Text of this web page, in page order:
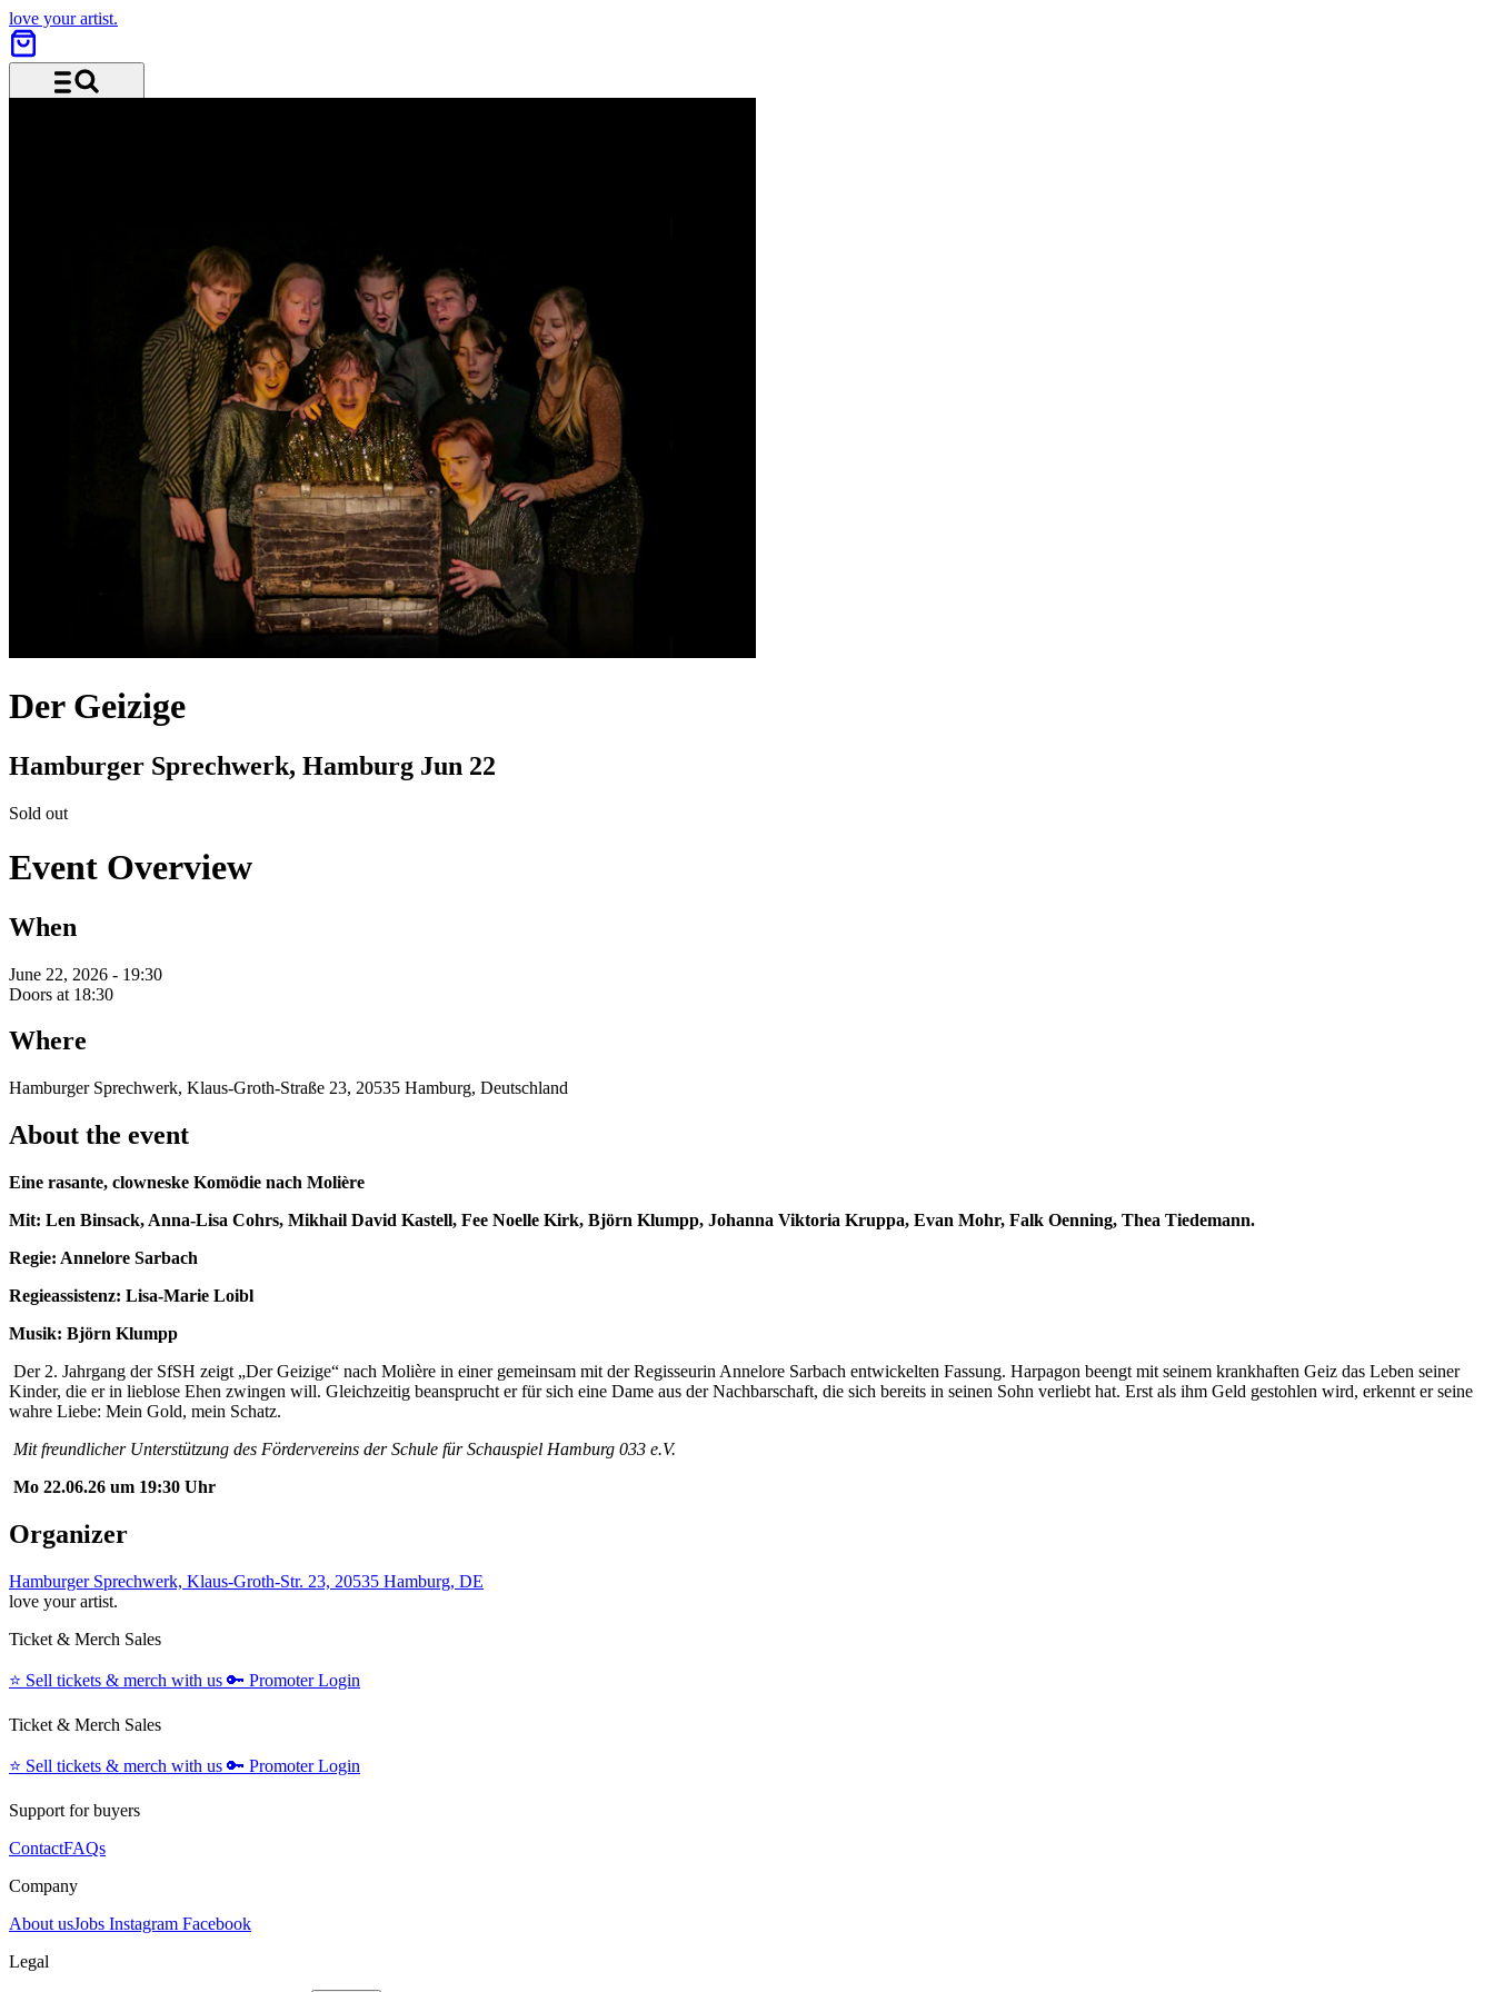
love your artist.
Der Geizige
Hamburger Sprechwerk, Hamburg Jun 22
Sold out
Event Overview
When
June 22, 2026 - 19:30
Doors at 18:30
Where
Hamburger Sprechwerk, Klaus-Groth-Straße 23, 20535 Hamburg, Deutschland
About the event
Eine rasante, clowneske Komödie nach Molière
Mit: Len Binsack, Anna-Lisa Cohrs, Mikhail David Kastell, Fee Noelle Kirk, Björn Klumpp, Johanna Viktoria Kruppa, Evan Mohr, Falk Oenning, Thea Tiedemann.
Regie: Annelore Sarbach
Regieassistenz: Lisa-Marie Loibl
Musik: Björn Klumpp
Der 2. Jahrgang der SfSH zeigt „Der Geizige“ nach Molière in einer gemeinsam mit der Regisseurin Annelore Sarbach entwickelten Fassung. Harpagon beengt mit seinem krankhaften Geiz das Leben seiner
Kinder, die er in lieblose Ehen zwingen will. Gleichzeitig beansprucht er für sich eine Dame aus der Nachbarschaft, die sich bereits in seinen Sohn verliebt hat. Erst als ihm Geld gestohlen wird, erkennt er seine
wahre Liebe: Mein Gold, mein Schatz.
Mit freundlicher Unterstützung des Fördervereins der Schule für Schauspiel Hamburg 033 e.V.
Mo 22.06.26 um 19:30 Uhr
Organizer
Hamburger Sprechwerk, Klaus-Groth-Str. 23, 20535 Hamburg, DE
love your artist.
Ticket & Merch Sales
⭐️ Sell tickets & merch with us 🔑 Promoter Login
Ticket & Merch Sales
⭐️ Sell tickets & merch with us 🔑 Promoter Login
Support for buyers
ContactFAQs
Company
About usJobs Instagram Facebook
Legal